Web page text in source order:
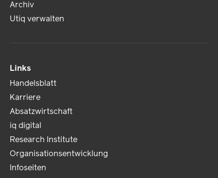
Archiv
Utiq verwalten
Links
Handelsblatt
Karriere
Absatzwirtschaft
iq digital
Research Institute
Organisationsentwicklung
Infoseiten